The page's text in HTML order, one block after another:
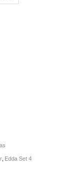
, Edda Set 4